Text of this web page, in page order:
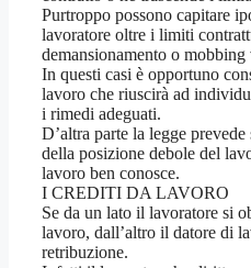
Purtroppo possono capitare
lavoratore oltre i limiti
demansionamento o
In questi casi è opportuno
lavoro che riuscirà ad
i rimedi adeguati.
D’altra parte la legge
della posizione debole del
lavoro ben conosce.
I CREDITI DA LAVORO
Se da un lato il lavoratore si
lavoro, dall’altro il datore di
retribuzione.